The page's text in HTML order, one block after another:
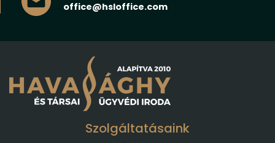
office@hsloffice.com
Szolgáltatásaink